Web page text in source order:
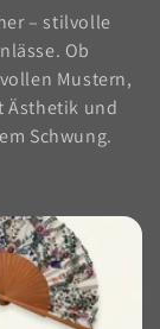
– stilvolle
Ob
Mustern,
Ästhetik und
Schwung.